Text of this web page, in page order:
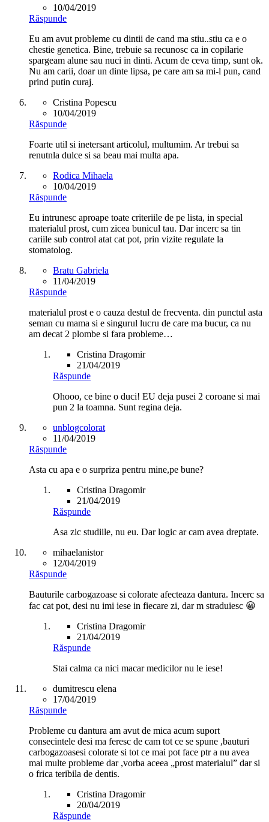
10/04/2019
Răspunde
Eu am avut probleme cu dintii de cand ma stiu..stiu ca e o
chestie genetica. Bine, trebuie sa recunosc ca in copilarie
spargeam alune sau nuci in dinti. Acum de ceva timp, sunt ok.
Nu am carii, doar un dinte lipsa, pe care am sa mi-l pun, cand
prind putin curaj.
Cristina Popescu
10/04/2019
Răspunde
Foarte util si inetersant articolul, multumim. Ar trebui sa
renutnla dulce si sa beau mai multa apa.
Rodica Mihaela
10/04/2019
Răspunde
Eu intrunesc aproape toate criteriile de pe lista, in special
materialul prost, cum zicea bunicul tau. Dar incerc sa tin
cariile sub control atat cat pot, prin vizite regulate la
stomatolog.
Bratu Gabriela
11/04/2019
Răspunde
materialul prost e o cauza destul de frecventa. din punctul asta
seman cu mama si e singurul lucru de care ma bucur, ca nu
am decat 2 plombe si fara probleme…
Cristina Dragomir
21/04/2019
Răspunde
Ohooo, ce bine o duci! EU deja pusei 2 coroane si mai
pun 2 la toamna. Sunt regina deja.
unblogcolorat
11/04/2019
Răspunde
Asta cu apa e o surpriza pentru mine,pe bune?
Cristina Dragomir
21/04/2019
Răspunde
Asa zic studiile, nu eu. Dar logic ar cam avea dreptate.
mihaelanistor
12/04/2019
Răspunde
Bauturile carbogazoase si colorate afecteaza dantura. Incerc sa
fac cat pot, desi nu imi iese in fiecare zi, dar m straduiesc 😀
Cristina Dragomir
21/04/2019
Răspunde
Stai calma ca nici macar medicilor nu le iese!
dumitrescu elena
17/04/2019
Răspunde
Probleme cu dantura am avut de mica acum suport
consecintele desi ma feresc de cam tot ce se spune ,bauturi
carbogazoasesi colorate si tot ce mai pot face ptr a nu avea
mai multe probleme dar ,vorba aceea „prost materialul” dar si
o frica teribila de dentis.
Cristina Dragomir
20/04/2019
Răspunde